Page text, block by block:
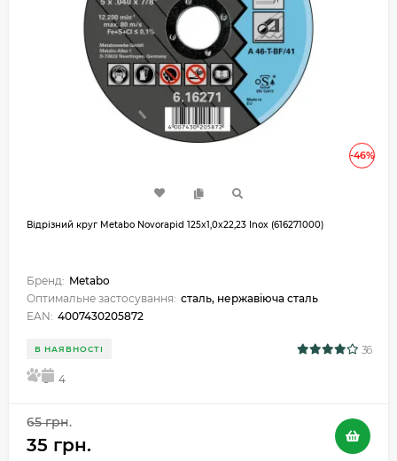
-46%
Відрізний круг Metabo Novorapid 125x1,0x22,23 Inox (616271000)
Бренд: Metabo
Оптимальне застосування: сталь, нержавіюча сталь
EAN: 4007430205872
В НАЯВНОСТІ 36
5 4
65 грн.
35 грн.